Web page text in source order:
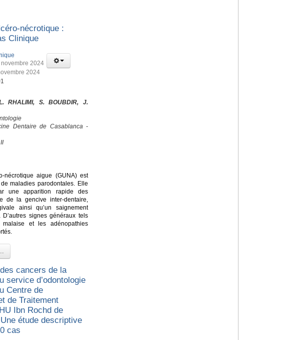
nécrotique :
Clinique
2024
2024
RHALIMI, S. BOUBDIR, J.
Dentaire de Casablanca -
nécrotique aigue (GUNA) est
maladies parodontales. Elle
une apparition rapide des
de la gencive inter-dentaire,
ainsi qu’un saignement
signes généraux tels
et les adénopathies
cancers de la
service d’odontologie
Centre de
de Traitement
Ibn Rochd de
étude descriptive
cas